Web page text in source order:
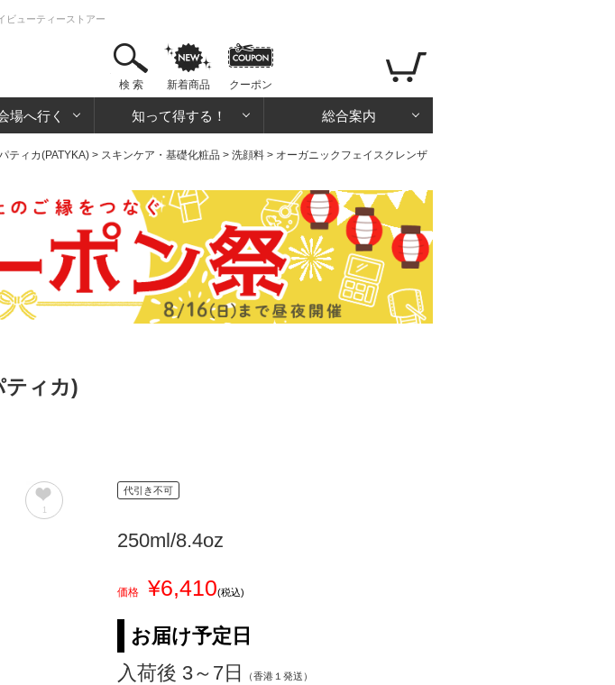
ビューティーストアー
検 索 新着商品 クーポン
場へ行く 知って得する！ 総合案内
ティカ(PATYKA) > スキンケア・基礎化粧品 > 洗顔料 > オーガニックフェイスクレンザ
ティカ)
代引き不可
250ml/8.4oz
価格 ¥6,410(税込)
お届け予定日
入荷後 3～7日
（香港１発送）